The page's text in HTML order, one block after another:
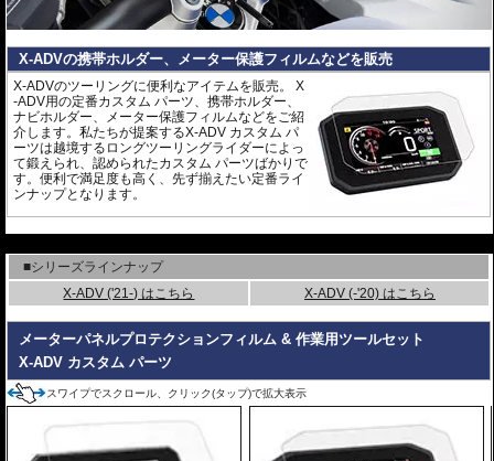
X-ADVの携帯ホルダー、メーター保護フィルムなどを販売
X-ADVのツーリングに便利なアイテムを販売。 X
-ADV用の定番カスタム パーツ、携帯ホルダー、
ナビホルダー、メーター保護フィルムなどをご紹
介します。私たちが提案するX-ADV カスタム パ
ーツは越境するロングツーリングライダーによっ
て鍛えられ、認められたカスタム パーツばかりで
す。便利で満足度も高く、先ず揃えたい定番ライ
ンナップとなります。
■シリーズラインナップ
X-ADV ('21-) はこちら
X-ADV (-'20) はこちら
メーターパネルプロテクションフィルム & 作業用ツールセット
X-ADV カスタム パーツ
スワイプでスクロール、クリック(タップ)で拡大表示